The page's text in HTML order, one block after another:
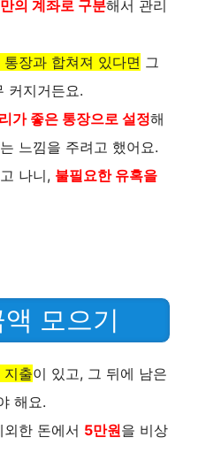
o
의 계좌로 구분해서 관리
통장과 합쳐져 있다면 그
커지거든요.
가 좋은 통장으로 설정해
느낌을 주려고 했어요.
나니, 불필요한 유혹을
모으기
지출이 있고, 그 뒤에 남은
해요.
한 돈에서 5만원을 비상